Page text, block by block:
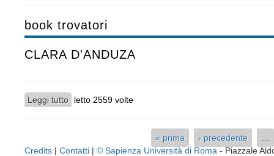
book trovatori
CLARA D'ANDUZA
Leggi tutto su CLARA D'ANDUZA
letto 2559 volte
Pagine
« prima ‹ precedente
Credits | Contatti | © Sapienza Università di Roma- Piazzale